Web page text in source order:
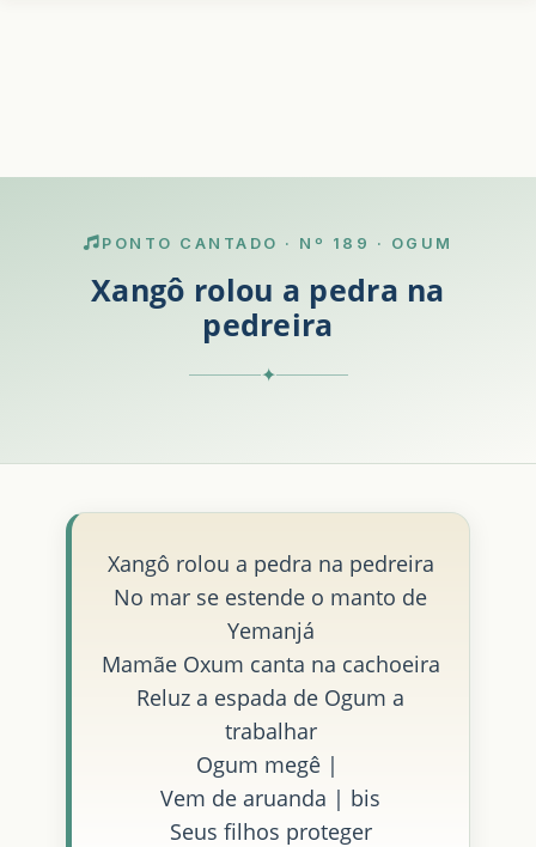
PONTO CANTADO · Nº 189 · OGUM
Xangô rolou a pedra na
pedreira
✦
Xangô rolou a pedra na pedreira
No mar se estende o manto de
Yemanjá
Mamãe Oxum canta na cachoeira
Reluz a espada de Ogum a
trabalhar
Ogum megê |
Vem de aruanda | bis
Seus filhos proteger